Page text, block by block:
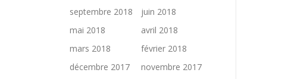
septembre 2018
juin 2018
mai 2018
avril 2018
mars 2018
février 2018
décembre 2017
novembre 2017